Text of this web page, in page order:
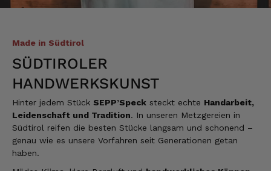
Made in Südtirol
SÜDTIROLER
HANDWERKSKUNST
Hinter jedem Stück SEPP’Speck steckt echte Handarbeit,
Leidenschaft und Tradition. In unseren Metzgereien in
Südtirol reifen die besten Stücke langsam und schonend –
genau wie es unsere Vorfahren seit Generationen getan
haben.